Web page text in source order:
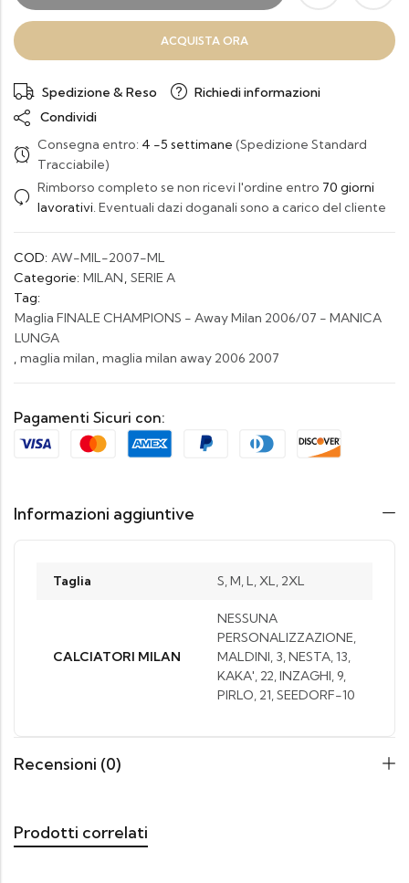
ACQUISTA ORA
Spedizione & Reso
Richiedi informazioni
Condividi
Consegna entro: 4 -5 settimane (Spedizione Standard
Tracciabile)
Rimborso completo se non ricevi l'ordine entro 70 giorni
lavorativi. Eventuali dazi doganali sono a carico del cliente
COD: AW-MIL-2007-ML
Categorie: MILAN, SERIE A
Tag:
Maglia FINALE CHAMPIONS - Away Milan 2006/07 - MANICA
LUNGA
, maglia milan, maglia milan away 2006 2007
Pagamenti Sicuri con:
Informazioni aggiuntive
Taglia S, M, L, XL, 2XL
CALCIATORI MILAN
NESSUNA
PERSONALIZZAZIONE,
MALDINI, 3, NESTA, 13,
KAKA', 22, INZAGHI, 9,
PIRLO, 21, SEEDORF-10
Recensioni (0)
Prodotti correlati